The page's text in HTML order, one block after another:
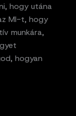
hogy utána
MI-t, hogy
munkára,
hogyan